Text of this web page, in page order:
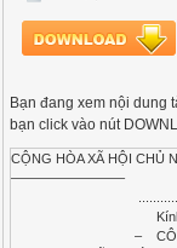
Bạn đang xem nội dung
bạn click vào nút
CỘNG HÒA XÃ HỘI CHỦ
............, ngày .
Kính gửi: –
– CÔNG